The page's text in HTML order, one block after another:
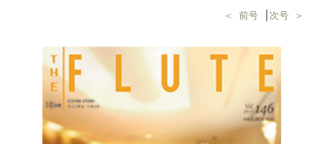
＜ 前号 次号 ＞